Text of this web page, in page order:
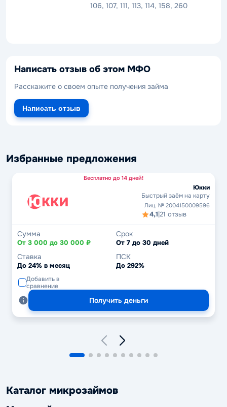
106, 107, 111, 113, 114, 158, 260
Написать отзыв об этом МФО
Расскажите о своем опыте получения займа
Написать отзыв
Избранные предложения
Бесплатно до 14 дней!
Юкки
Быстрый заём на карту
Лиц. № 2004150009596
4,1|21 отзыв
Сумма
От 3 000 до 30 000 ₽
Срок
От 7 до 30 дней
Ставка
До 24% в месяц
ПСК
До 292%
Добавить в
сравнение
Получить деньги
Каталог микрозаймов